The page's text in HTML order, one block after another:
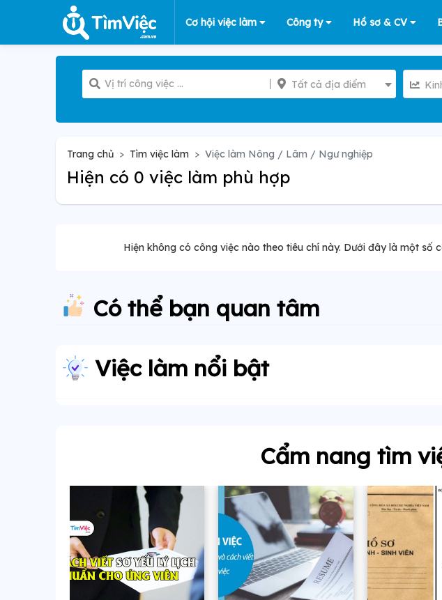
Cơ hội việc làm Công ty Hồ sơ & CV
Tất cả địa điểm
Trang chủ Tìm việc làm Việc làm Nông / Lâm / Ngư nghiệp
Hiện có 0 việc làm phù hợp
Hiện không có công việc nào theo tiêu chí này. Dưới đây là một số
Có thể bạn quan tâm
Việc làm nổi bật
Cẩm nang tìm